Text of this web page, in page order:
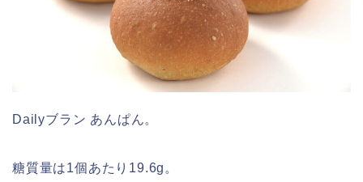
Dailyブラン あんぱん。
糖質量は1個あたり19.6g。